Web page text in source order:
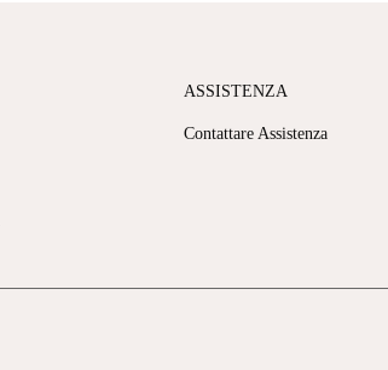
ASSISTENZA
Contattare Assistenza